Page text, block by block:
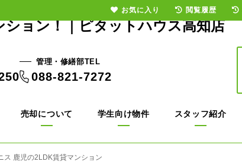
ション！｜ピタットハウス高知店
管理・修繕部TEL
088-821-7272
売却について 学生向け物件 スタッフ紹介
ス 鹿児の2LDK賃貸マンション
お気に入り 閲覧履歴